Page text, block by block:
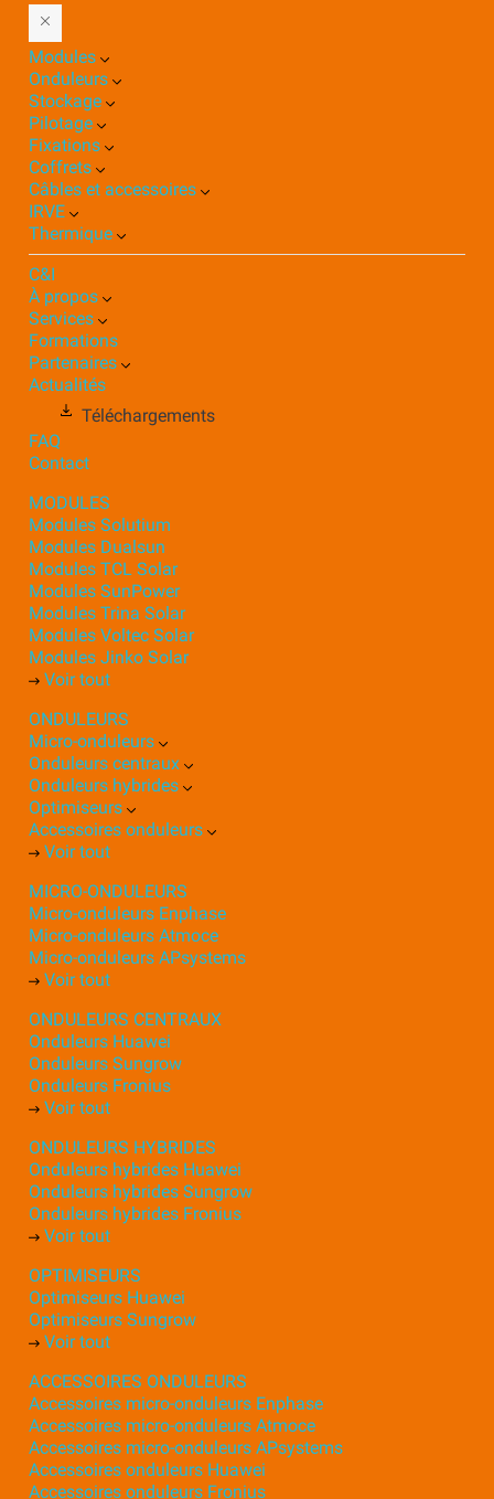
Modules
Onduleurs
Stockage
Pilotage
Fixations
Coffrets
Câbles et accessoires
IRVE
Thermique
C&I
À propos
Services
Formations
Partenaires
Actualités
Téléchargements
FAQ
Contact
MODULES
Modules Solutium
Modules Dualsun
Modules TCL Solar
Modules SunPower
Modules Trina Solar
Modules Voltec Solar
Modules Jinko Solar
Voir tout
ONDULEURS
Micro-onduleurs
Onduleurs centraux
Onduleurs hybrides
Optimiseurs
Accessoires onduleurs
Voir tout
MICRO-ONDULEURS
Micro-onduleurs Enphase
Micro-onduleurs Atmoce
Micro-onduleurs APsystems
Voir tout
ONDULEURS CENTRAUX
Onduleurs Huawei
Onduleurs Sungrow
Onduleurs Fronius
Voir tout
ONDULEURS HYBRIDES
Onduleurs hybrides Huawei
Onduleurs hybrides Sungrow
Onduleurs hybrides Fronius
Voir tout
OPTIMISEURS
Optimiseurs Huawei
Optimiseurs Sungrow
Voir tout
ACCESSOIRES ONDULEURS
Accessoires micro-onduleurs Enphase
Accessoires micro-onduleurs Atmoce
Accessoires micro-onduleurs APsystems
Accessoires onduleurs Huawei
Accessoires onduleurs Fronius